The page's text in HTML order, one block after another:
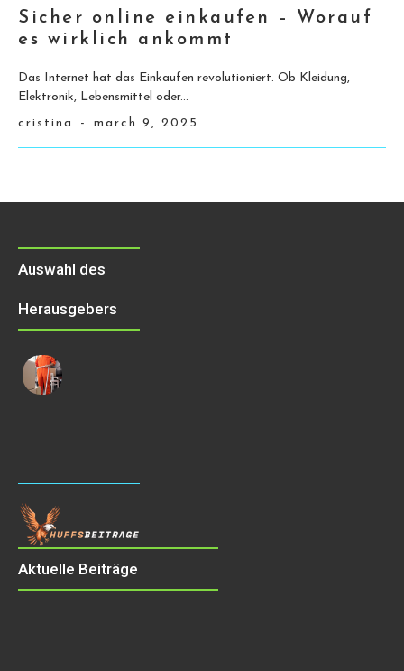
Sicher online einkaufen – Worauf
es wirklich ankommt
Das Internet hat das Einkaufen revolutioniert. Ob Kleidung,
Elektronik, Lebensmittel oder...
cristina
- march 9, 2025
Aktuelle Beiträge
Auswahl des
Herausgebers